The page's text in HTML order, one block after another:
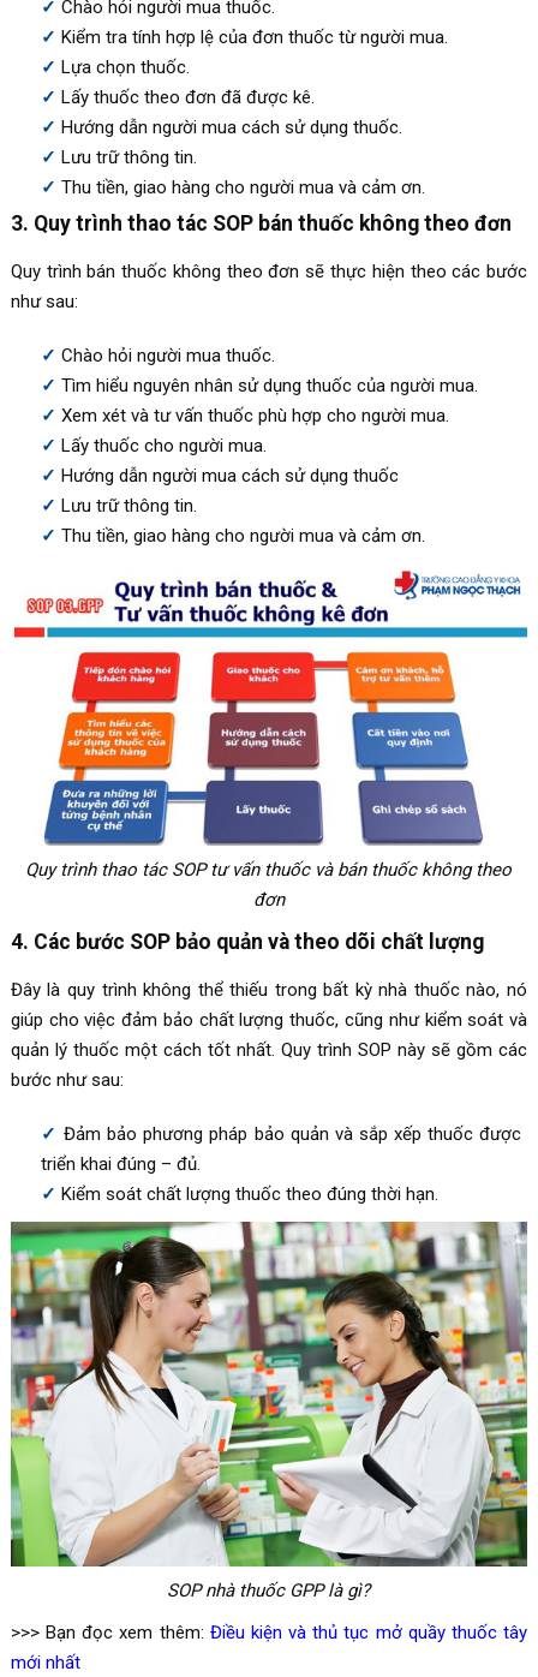
Chào hỏi người mua thuốc.
Kiểm tra tính hợp lệ của đơn thuốc từ người mua.
Lựa chọn thuốc.
Lấy thuốc theo đơn đã được kê.
Hướng dẫn người mua cách sử dụng thuốc.
Lưu trữ thông tin.
Thu tiền, giao hàng cho người mua và cảm ơn.
3. Quy trình thao tác SOP bán thuốc không theo đơn
Quy trình bán thuốc không theo đơn sẽ thực hiện theo các bước
như sau:
Chào hỏi người mua thuốc.
Tìm hiểu nguyên nhân sử dụng thuốc của người mua.
Xem xét và tư vấn thuốc phù hợp cho người mua.
Lấy thuốc cho người mua.
Hướng dẫn người mua cách sử dụng thuốc
Lưu trữ thông tin.
Thu tiền, giao hàng cho người mua và cảm ơn.
Quy trình thao tác SOP tư vấn thuốc và bán thuốc không theo
đơn
4. Các bước SOP bảo quản và theo dõi chất lượng
Đây là quy trình không thể thiếu trong bất kỳ nhà thuốc nào, nó
giúp cho việc đảm bảo chất lượng thuốc, cũng như kiểm soát và
quản lý thuốc một cách tốt nhất. Quy trình SOP này sẽ gồm các
bước như sau:
Đảm bảo phương pháp bảo quản và sắp xếp thuốc được
triển khai đúng – đủ.
Kiểm soát chất lượng thuốc theo đúng thời hạn.
SOP nhà thuốc GPP là gì?
>>> Bạn đọc xem thêm: Điều kiện và thủ tục mở quầy thuốc tây
mới nhất